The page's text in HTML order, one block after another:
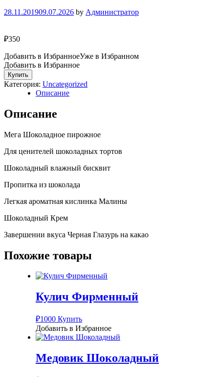
28.11.201909.07.2026 by Администратор
₽350
Добавить в ИзбранноеУже в Избранном
Добавить в Избранное
Количество
Нарезное
Пирожное
захер
Купить
Категория: Uncategorized
Описание
Описание
Мега Шоколадное пирожное
Для ценителей шоколадных тортов
Шоколадный влажный бисквит
Пропитка из шоколада
Легкая ароматная кислинка Малины
Шоколадный Крем
Завершении вкуса Черная Глазурь на какао
Похожие товары
Кулич Фирменный
₽1000 Купить
Добавить в Избранное
Медовик Шоколадный